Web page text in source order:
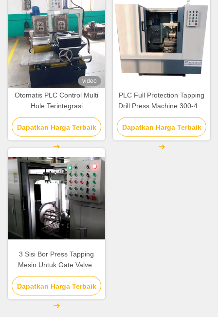
video
Otomatis PLC Control Multi
Hole Terintegrasi
Pengeboran Dan Mengetuk
Mesin YCZG200/300 HT
Dapatkan Harga Terbaik
PLC Full Protection Tapping
Drill Press Machine 300-400
mm Flange Intermediate To
Cenctemaximum Machining
Length
Dapatkan Harga Terbaik
3 Sisi Bor Press Tapping
Mesin Untuk Gate Valves
Dan Hydraulic Valves
Dapatkan Harga Terbaik